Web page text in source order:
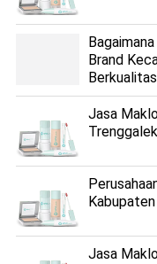
Brand
Jasa
Trenggalek
Jasa